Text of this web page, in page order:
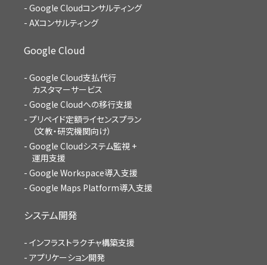
Google Cloudコンサルティング
AXコンサルティング
Google Cloud
Google Cloud支払代行
カスタマーサービス
Google Cloudへの移行支援
プリペイド定額ライセンスプラン
（文教・研究機関向け）
Google Cloudシステム監視 +
運用支援
Google Workspace導入支援
Google Maps Platform導入支援
システム開発
インフラストラクチャ構築支援
アプリケーション開発